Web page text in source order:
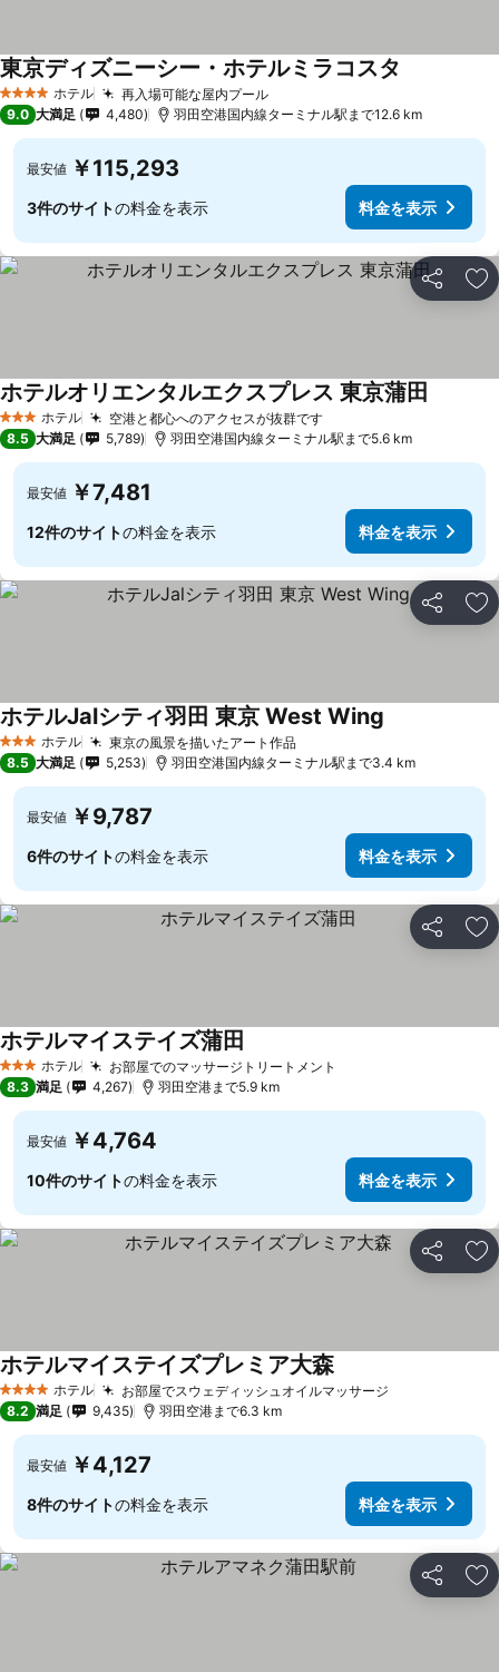
4 ホテルのランク
ホテル 再入場可能な屋内プール
東京ディズニーシー・ホテルミラコスタ
9.0 大満足 4,480 羽田空港国内線ターミナル駅まで12.6 km
最安値 ￥115,293
3件のサイトの料金を表示 料金を表示
シェア お
3 ホテルのランク
ホテル 空港と都心へのアクセスが抜群です
ホテルオリエンタルエクスプレス 東京蒲田
8.5 大満足 5,789 羽田空港国内線ターミナル駅まで5.6 km
最安値 ￥7,481
12件のサイトの料金を表示 料金を表示
シェア お
3 ホテルのランク
ホテル 東京の風景を描いたアート作品
ホテルJalシティ羽田 東京 West Wing
8.5 大満足 5,253 羽田空港国内線ターミナル駅まで3.4 km
最安値 ￥9,787
6件のサイトの料金を表示 料金を表示
シェア お
3 ホテルのランク
ホテル お部屋でのマッサージトリートメント
ホテルマイステイズ蒲田
8.3 満足 4,267 羽田空港まで5.9 km
最安値 ￥4,764
10件のサイトの料金を表示 料金を表示
シェア お
4 ホテルのランク
ホテル お部屋でスウェディッシュオイルマッサージ
ホテルマイステイズプレミア大森
8.2 満足 9,435 羽田空港まで6.3 km
最安値 ￥4,127
8件のサイトの料金を表示 料金を表示
シェア お